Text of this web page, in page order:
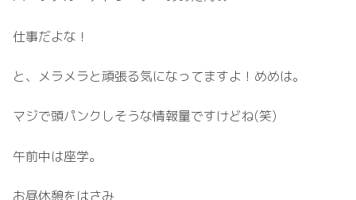
仕事だよな！
と、メラメラと頑張る気になってますよ！めめは。
マジで頭パンクしそうな情報量ですけどね(笑)
午前中は座学。
お昼休憩をはさみ